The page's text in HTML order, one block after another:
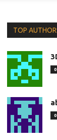
TOP